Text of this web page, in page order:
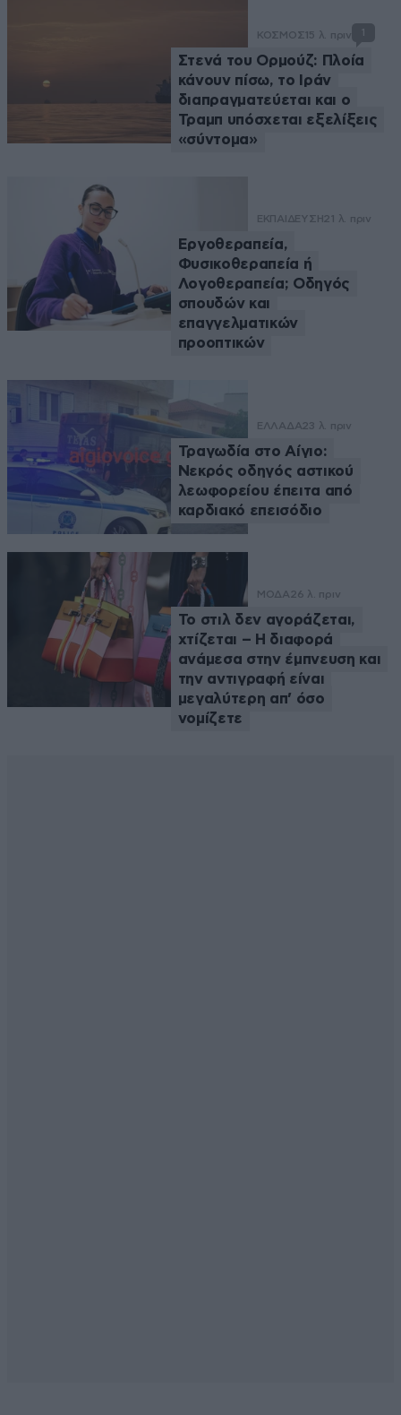
ΚΟΣΜΟΣ 15 λ. πριν 1
Στενά του Ορμούζ: Πλοία
κάνουν πίσω, το Ιράν
διαπραγματεύεται και ο
Τραμπ υπόσχεται εξελίξεις
«σύντομα»
ΕΚΠΑΙΔΕΥΣΗ21 λ. πριν
Εργοθεραπεία,
Φυσικοθεραπεία ή
Λογοθεραπεία; Οδηγός
σπουδών και
επαγγελματικών
προοπτικών
ΕΛΛΑΔΑ23 λ. πριν
Τραγωδία στο Αίγιο:
Νεκρός οδηγός αστικού
λεωφορείου έπειτα από
καρδιακό επεισόδιο
ΜΟΔΑ26 λ. πριν
Το στιλ δεν αγοράζεται,
χτίζεται – Η διαφορά
ανάμεσα στην έμπνευση και
την αντιγραφή είναι
μεγαλύτερη απ’ όσο
νομίζετε